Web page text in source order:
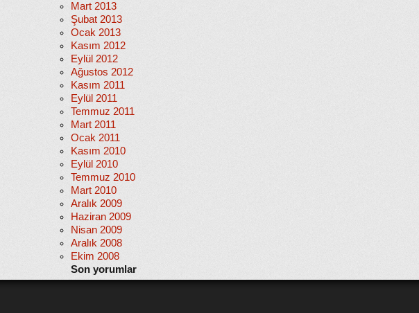
Mart 2013
Şubat 2013
Ocak 2013
Kasım 2012
Eylül 2012
Ağustos 2012
Kasım 2011
Eylül 2011
Temmuz 2011
Mart 2011
Ocak 2011
Kasım 2010
Eylül 2010
Temmuz 2010
Mart 2010
Aralık 2009
Haziran 2009
Nisan 2009
Aralık 2008
Ekim 2008
Son yorumlar